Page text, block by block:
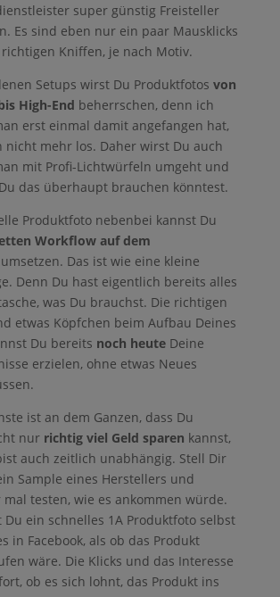
super günstig Freisteller
Es sind eben nur ein paar Mausklicks
Kniffen, je nach Motiv.
Setups wirst Du Produktfotos von
High-End beherrschen, denn ich
erst einmal damit angefangen hat,
nicht mehr los. Daher wirst Du auch
mit Profi-Lichtwürfeln umgeht und
das überhaupt brauchen könntest.
Produktfoto nebenbei kannst Du
Workflow auf dem
umsetzen. Das ist wie eine kleine
Denn Du hast eigentlich bereits alles
was Du brauchst. Die richtigen
etwas Köpfchen beim Aufbau Deines
Du bereits noch heute Deine
erzielen, ohne etwas Neues
ist an dem Ganzen, dass Du
nur richtig viel Geld sparen kannst,
auch zeitlich unabhängig. Stell Dir
Sample eines Herstellers und
testen, wie es ankommen würde.
Du ein schnelles 1A Produktfoto selbst
in Facebook, als ob das Produkt
wäre. Die Klicks und das Interesse
ob es sich lohnt, das Produkt ins